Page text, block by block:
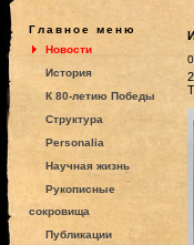
Главное меню
Новости
История
К 80-летию Победы
Структура
Personalia
Научная жизнь
Рукописные
сокровища
Публикации